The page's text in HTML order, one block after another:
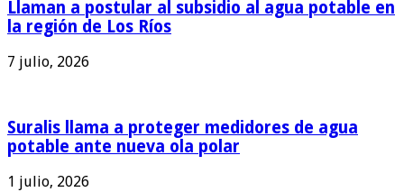
Llaman a postular al subsidio al agua potable en
la región de Los Ríos
7 julio, 2026
Suralis llama a proteger medidores de agua
potable ante nueva ola polar
1 julio, 2026